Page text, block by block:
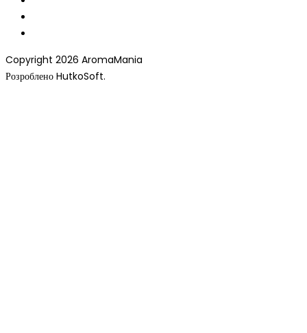
Copyright 2026 AromaMania
Розроблено HutkoSoft.